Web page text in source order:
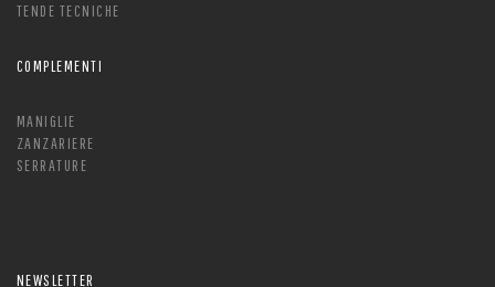
TENDE TECNICHE
COMPLEMENTI
MANIGLIE
ZANZARIERE
SERRATURE
NEWSLETTER